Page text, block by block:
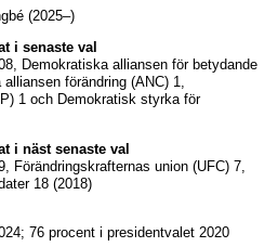
(2025–)
i senaste val
Demokratiska alliansen för betydande
förändring (ANC) 1,
1 och Demokratisk styrka för
i näst senaste val
Förändringskrafternas union (UFC) 7,
18 (2018)
76 procent i presidentvalet 2020